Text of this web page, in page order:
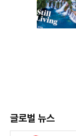
글로벌 뉴스